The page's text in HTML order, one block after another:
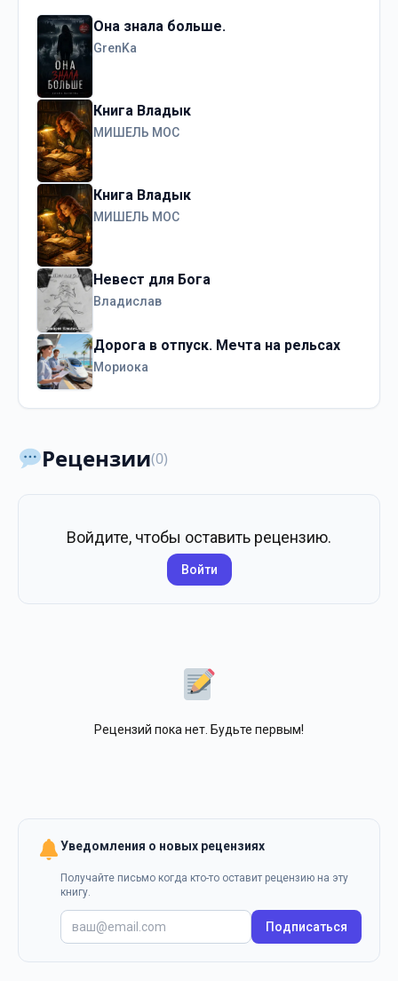
Она знала больше.
GrenKa
Книга Владык
МИШЕЛЬ МОС
Книга Владык
МИШЕЛЬ МОС
Невест для Бога
Владислав
Дорога в отпуск. Мечта на рельсах
Мориока
Рецензии(0)
Войдите, чтобы оставить рецензию.
Войти
Рецензий пока нет. Будьте первым!
Уведомления о новых рецензиях
Получайте письмо когда кто-то оставит рецензию на эту
книгу.
Подписаться